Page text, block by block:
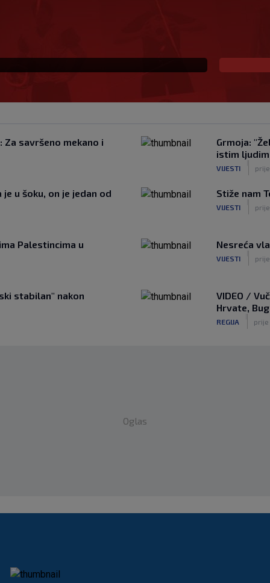
u Ajaxu, a posebna
savršeno mekano i
Grmoja:
istim
VIJESTI
u šoku, on je jedan od
Stiže nam
VIJESTI
Palestincima u
Nesreća
VIJESTI
stabilan" nakon
VIDEO /
Hrvate,
REGIJA prije
Oglas